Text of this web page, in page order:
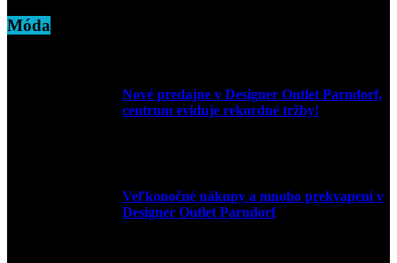
Móda
Nové predajne v Designer Outlet Parndorf,
centrum eviduje rekordné tržby!
Veľkonočné nákupy a mnoho prekvapení v
Designer Outlet Parndorf